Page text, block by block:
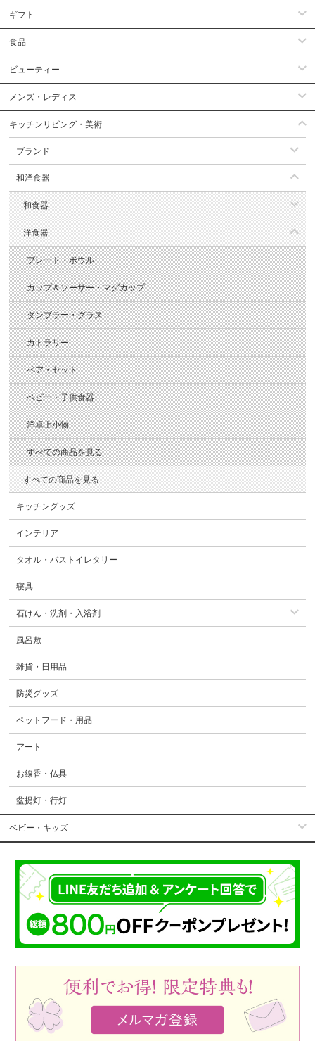
ギフト
食品
ビューティー
メンズ・レディス
キッチンリビング・美術
ブランド
和洋食器
和食器
洋食器
プレート・ボウル
カップ＆ソーサー・マグカップ
タンブラー・グラス
カトラリー
ペア・セット
ベビー・子供食器
洋卓上小物
すべての商品を見る
すべての商品を見る
キッチングッズ
インテリア
タオル・バストイレタリー
寝具
石けん・洗剤・入浴剤
風呂敷
雑貨・日用品
防災グッズ
ペットフード・用品
アート
お線香・仏具
盆提灯・行灯
ベビー・キッズ